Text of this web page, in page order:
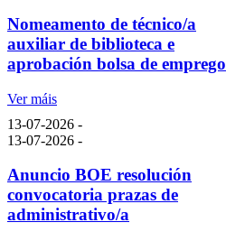
Nomeamento de técnico/a
auxiliar de biblioteca e
aprobación bolsa de emprego
Ver máis
13-07-2026 -
13-07-2026 -
Anuncio BOE resolución
convocatoria prazas de
administrativo/a